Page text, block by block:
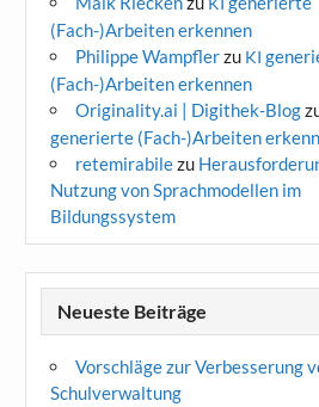
(Fach-)Arbeiten erkennen
Philippe Wampflerzu KI
(Fach-)Arbeiten erkennen
Originality.ai | Digithek-Blog
generierte (Fach-)Arbeiten
retemirabilezu
Nutzung von Sprachmodellen im
Bildungssystem
Neueste Beiträge
Vorschläge zur Verbesserung
Schulverwaltung